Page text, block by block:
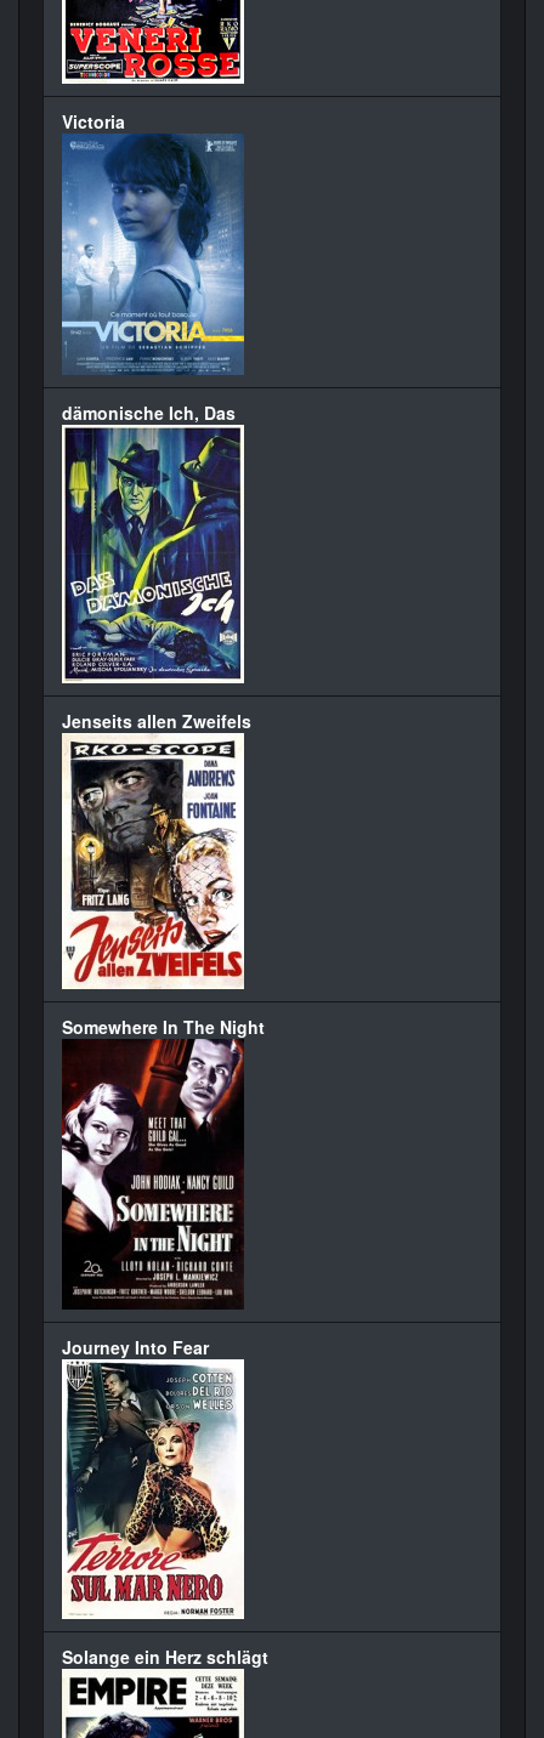
Victoria
dämonische Ich, Das
Jenseits allen Zweifels
Somewhere In The Night
Journey Into Fear
Solange ein Herz schlägt